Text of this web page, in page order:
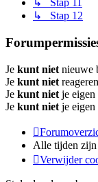
↳ Stap 11
↳ Stap 12
Je kunt niet nieuwe
Je kunt niet
Je kunt niet je
Je kunt niet je
Alle tijden zijn
Verwijder